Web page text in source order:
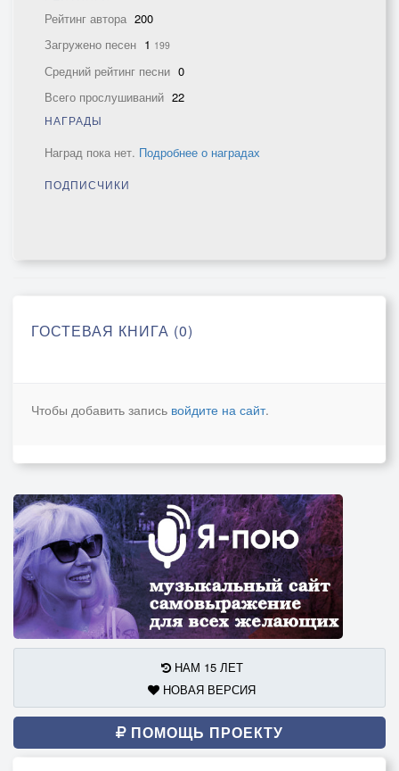
Рейтинг автора 200
Загружено песен 1 199
Средний рейтинг песни 0
Всего прослушиваний 22
НАГРАДЫ
Наград пока нет. Подробнее о наградах
ПОДПИСЧИКИ
ГОСТЕВАЯ КНИГА (0)
Чтобы добавить запись войдите на сайт.
НАМ 15 ЛЕТ
НОВАЯ ВЕРСИЯ
ПОМОЩЬ ПРОЕКТУ